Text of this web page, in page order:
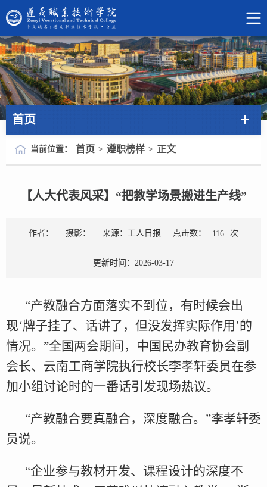
首页
当前位置： 首页 > 遵职榜样 > 正文
【人大代表风采】“把教学场景搬进生产线”
作者： 摄影： 来源：工人日报 点击数： 116 次
更新时间：2026-03-17
“产教融合方面落实不到位，有时候会出
现‘牌子挂了、话讲了，但没发挥实际作用’的
情况。”全国两会期间，中国民办教育协会副
会长、云南工商学院执行校长李孝轩委员在参
加小组讨论时的一番话引发现场热议。
“产教融合要真融合，深度融合。”李孝轩委
员说。
“企业参与教材开发、课程设计的深度不